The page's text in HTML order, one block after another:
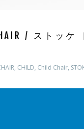
/ ストッ
, CHILD, Child Chair,